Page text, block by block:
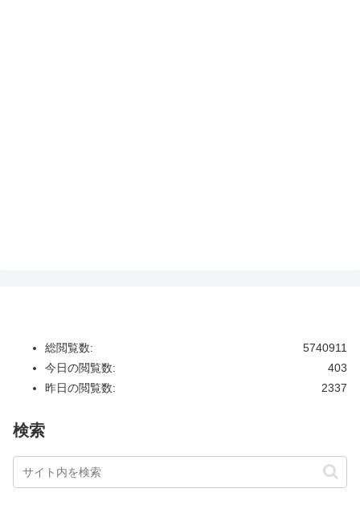
5740911
総閲覧数:
403
今日の閲覧数:
2337
昨日の閲覧数:
検索